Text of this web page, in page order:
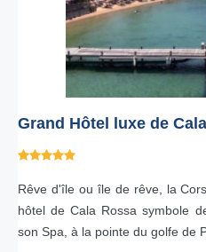
Grand Hôtel luxe de
Rêve d'île ou île de rêve, la
hôtel de Cala Rossa symbole
son Spa, à la pointe du golfe de